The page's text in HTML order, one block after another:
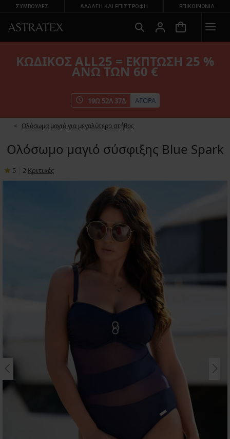
ΣΥΜΒΟΥΛΕΣ ΑΛΛΑΓΉ ΚΑΙ ΕΠΙΣΤΡΟΦΉ ΕΠΙΚΟΙΝΩΝΊΑ
ΚΩΔΙΚΟΣ ALL25 = ΕΚΠΤΩΣΗ 25 %
ΑΝΩ ΤΩΝ 60 €
19Ω 52Λ 36Δ ΑΓΟΡΑ
Ολόσωμα μαγιό για μεγαλύτερο στήθος
Ολόσωμο μαγιό σύσφιξης Blue Spark
5 2 Κριτικές